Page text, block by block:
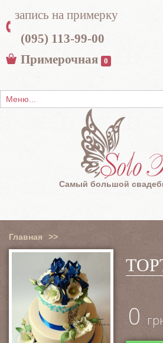
запись на примерку
(095) 113-99-00
Примерочная
0
Самый большой
Главная >>
0